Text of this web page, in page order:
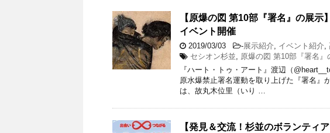
【原爆の図 第10部『署名』の展
イベント開催
2019/03/03 -展示紹介, イベント紹介,
セシオン杉並, 原爆の図 第10部『署名』
『ハート・トゥ・アート』渡辺（
原水爆禁止署名運動を取り上げた『署名』
は、故丸木位里（いり …
【発見＆交流！杉並のボランティ